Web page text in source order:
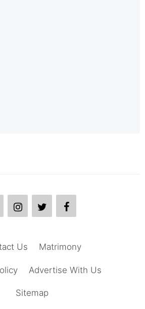
Matrimony
Us
Advertise With Us
Sitemap